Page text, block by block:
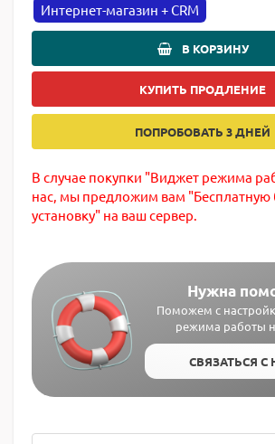
Интернет-магазин + CRM
В КОРЗИНУ
КУПИТЬ ПРОДЛЕНИЕ
ПОПРОБОВАТЬ 3 ДНЕЙ
В случае покупки "Виджет режима
нас, мы предложим вам "Бесплатную
установку" на ваш сервер.
Нужна
Поможем с
режима работы
СВЯЗАТЬСЯ С